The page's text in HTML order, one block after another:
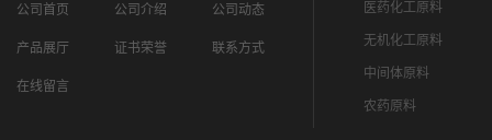
公司首页 公司介绍 公司动态
产品展厅 证书荣誉 联系方式
在线留言
医药化工原料
无机化工原料
中间体原料
农药原料